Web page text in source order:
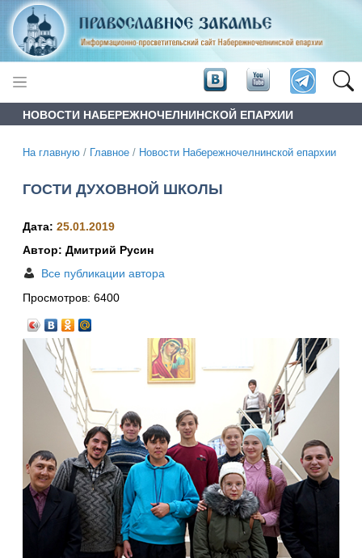
НОВОСТИ НАБЕРЕЖНОЧЕЛНИНСКОЙ ЕПАРХИИ
На главную / Главное / Новости Набережночелнинской епархии
ГОСТИ ДУХОВНОЙ ШКОЛЫ
Дата: 25.01.2019
Автор: Дмитрий Русин
Все публикации автора
Просмотров: 6400